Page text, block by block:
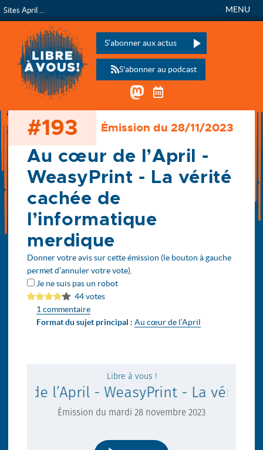
Libre à vous !
L’émission de radio
MENU
S’abonner aux actus
Veuillez laisser ce champ vide :
Mastodon
S'abonner au podcast
Accueil
Les émissions
#193 Émission du 28/11/2023
Au cœur de l’April -
WeasyPrint - La vérité
cachée de
l’informatique
merdique
Donner votre avis sur cette émission (le bouton à gauche
permet d’annuler votre vote).
Je ne suis pas un robot
44 votes
1 commentaire
Format du sujet principal : Au cœur de l’April
Sites April ...